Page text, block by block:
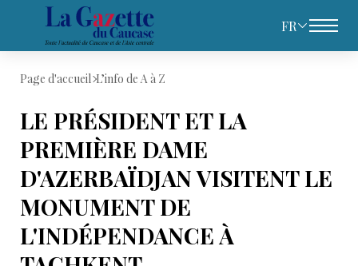
FR
Page d'accueil L’info de A à Z
LE PRÉSIDENT ET LA
PREMIÈRE DAME
D'AZERBAÏDJAN VISITENT LE
MONUMENT DE
L'INDÉPENDANCE À